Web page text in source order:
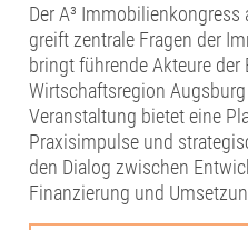
Der A³
greift zentrale Fragen der
bringt führende Akteure der
Wirtschaftsregion
Veranstaltung bietet eine
Praxisimpulse und
den Dialog zwischen
Finanzierung und